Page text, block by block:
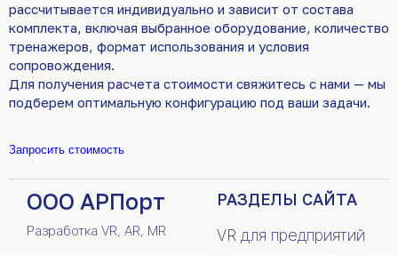
рассчитывается индивидуально и зависит от состава
комплекта, включая выбранное оборудование, количество
тренажеров, формат использования и условия
сопровождения.
Для получения расчета стоимости свяжитесь с нами — мы
подберем оптимальную конфигурацию под ваши задачи.
Запросить стоимость
ООО АРПорт
Разработка VR, AR, MR
РАЗДЕЛЫ САЙТА
VR для предприятий